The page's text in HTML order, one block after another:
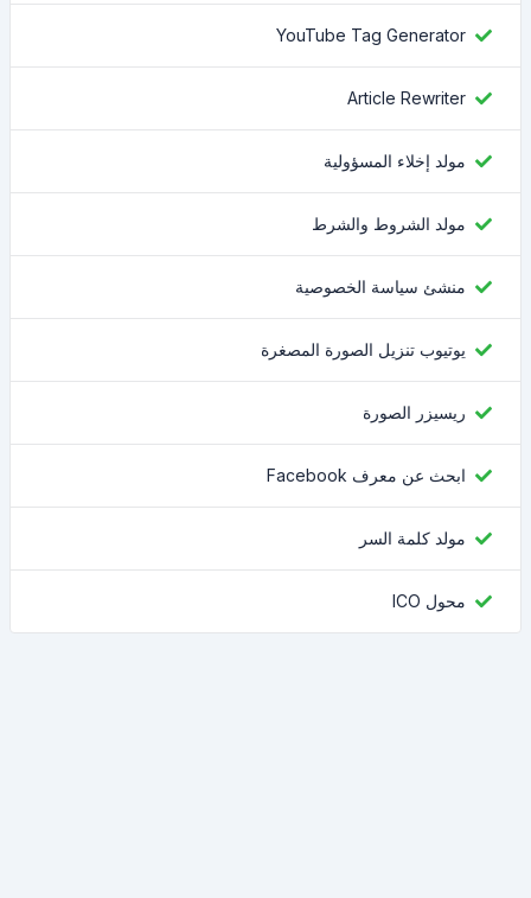
YouTube Tag Generator
Article Rewriter
مولد إخلاء المسؤولية
مولد الشروط والشرط
منشئ سياسة الخصوصية
يوتيوب تنزيل الصورة المصغرة
ريسيزر الصورة
ابحث عن معرف Facebook
مولد كلمة السر
محول ICO